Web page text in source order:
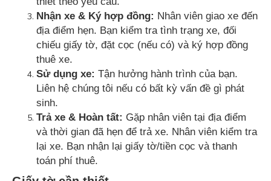
Nhận xe & Ký hợp đồng: Nhân viên giao xe đến
địa điểm hẹn. Bạn kiểm tra tình trạng xe, đối
chiếu giấy tờ, đặt cọc (nếu có) và ký hợp đồng
thuê xe.
Sử dụng xe: Tận hưởng hành trình của bạn.
Liên hệ chúng tôi nếu có bất kỳ vấn đề gì phát
sinh.
Trả xe & Hoàn tất: Gặp nhân viên tại địa điểm
và thời gian đã hẹn để trả xe. Nhân viên kiểm tra
lại xe. Bạn nhận lại giấy tờ/tiền cọc và thanh
toán phí thuê.